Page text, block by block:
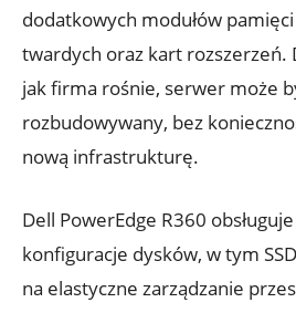
dodatkowych modułów
twardych oraz kart rozszerzeń.
jak firma rośnie, serwer może
rozbudowywany, bez
nową infrastrukturę.
Dell PowerEdge R360
konfiguracje dysków, w tym
na elastyczne zarządzanie